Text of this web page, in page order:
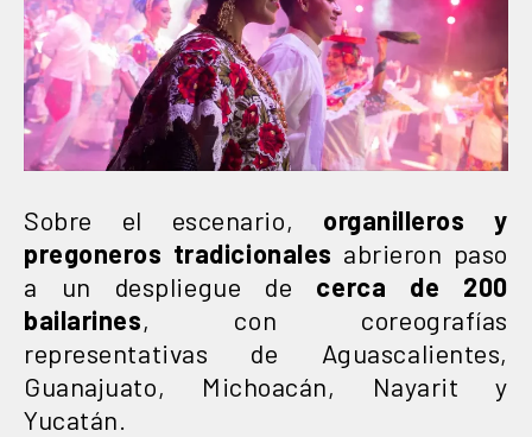
Sobre el escenario, organilleros y
pregoneros tradicionales abrieron paso
a un despliegue de cerca de 200
bailarines, con coreografías
representativas de Aguascalientes,
Guanajuato, Michoacán, Nayarit y
Yucatán.